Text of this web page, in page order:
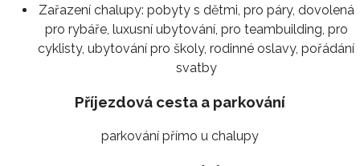
Zařazení chalupy: pobyty s dětmi, pro páry, dovolená
pro rybáře, luxusní ubytování, pro teambuilding, pro
cyklisty, ubytování pro školy, rodinné oslavy, pořádání
svatby
Příjezdová cesta a parkování
parkování přímo u chalupy